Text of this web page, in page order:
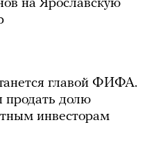
на Ярославскую
главой ФИФА.
продать долю
инвесторам